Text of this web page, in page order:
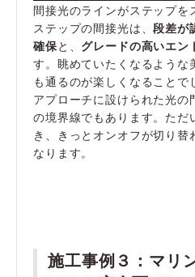
間接光のラインがステップを
ステップの間接光は、段差が
確保と、 グレードの高いエン
す。眺めていたくなるような
も通るのが楽しくなることで
アプローチに設けられた光の
の境界線でもあります。ただ
き、きっとオンオフが切り替
なります。
施工事例３：マリ